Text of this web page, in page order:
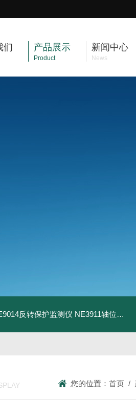
们 产品展示
Product
新闻中心
News
反转保护监测仪 NE3911轴位移变送器
您的位置： 首页 /